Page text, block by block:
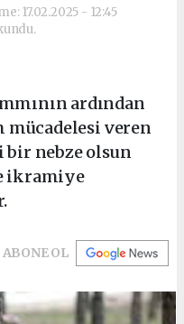
17.02.2025 - 12:45
ardından
mücadelesi veren
nebze olsun
ikramiye
ABONE OL